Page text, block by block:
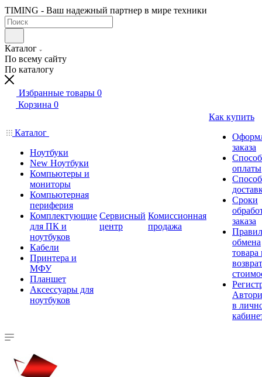
TIMING - Ваш надежный партнер в мире техники
Каталог
По всему сайту
По каталогу
Избранные товары 0
Корзина 0
Каталог
Ноутбуки
New Ноутбуки
Компьютеры и
мониторы
Компьютерная
периферия
Комплектующие
для ПК и
ноутбуков
Кабели
Принтера и
МФУ
Планшет
Аксессуары для
ноутбуков
Сервисный
центр
Комиссионная
продажа
Как купить
заказа
оплаты
Сроки
заказа
обмена
товара
в